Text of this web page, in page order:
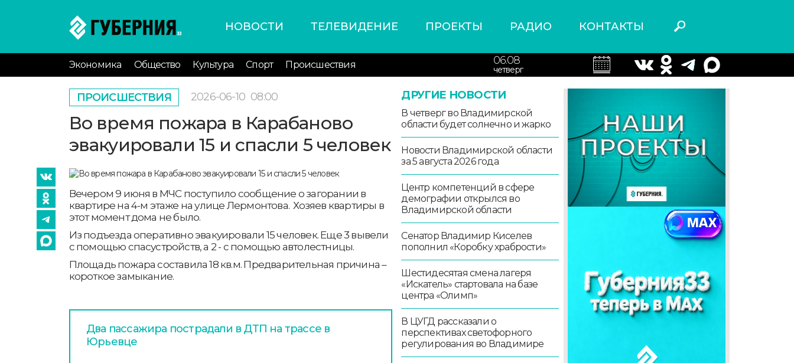
НОВОСТИ ТЕЛЕВИДЕНИЕ ПРОЕКТЫ РАДИО КОНТАКТЫ
Экономика Общество Культура Спорт Происшествия 06.08
четверг
ПРОИСШЕСТВИЯ 2026-06-10 08:00
Во время пожара в Карабаново
эвакуировали 15 и спасли 5 человек
Вечером 9 июня в МЧС поступило сообщение о загорании в
квартире на 4-м этаже на улице Лермонтова. Хозяев квартиры в
этот момент дома не было.
Из подъезда оперативно эвакуировали 15 человек. Еще 3 вывели
с помощью спасустройств, а 2 - с помощью автолестницы.
Площадь пожара составила 18 кв.м. Предварительная причина –
короткое замыкание.
Два пассажира пострадали в ДТП на трассе в
Юрьевце
ДРУГИЕ НОВОСТИ
В четверг во Владимирской
области будет солнечно и жарко
Новости Владимирской области
за 5 августа 2026 года
Центр компетенций в сфере
демографии открылся во
Владимирской области
Сенатор Владимир Киселев
пополнил «Коробку храбрости»
Шестидесятая смена лагеря
«Искатель» стартовала на базе
центра «Олимп»
В ЦУГД рассказали о
перспективах светофорного
регулирования во Владимире